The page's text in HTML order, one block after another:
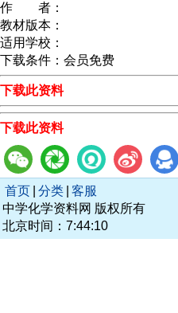
作 者：
教材版本：
适用学校：
下载条件： 会员免费
下载此资料
下载此资料
首页 分类 客服
中学化学资料网 版权所有
北京时间：7:44:10